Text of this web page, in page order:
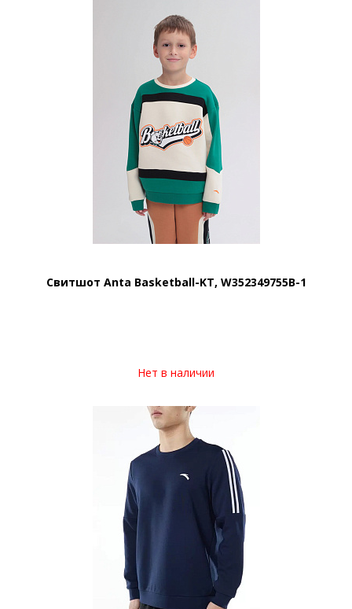
Свитшот Anta Basketball-KT, W352349755B-1
Нет в наличии